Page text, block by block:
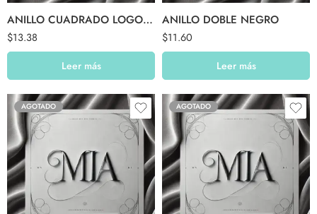
ANILLO CUADRADO LOGO ISIS NEGRO
$13.38
Leer más
ANILLO DOBLE NEGRO
$11.60
Leer más
AGOTADO AGOTADO